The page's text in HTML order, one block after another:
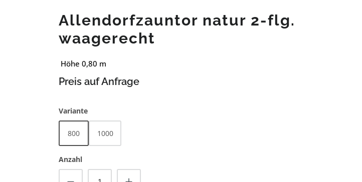
Allendorfzauntor natur 2-flg.
waagerecht
Höhe 0,80 m
Preis auf Anfrage
Varianteauswählen
800 1000
Anzahl
Produkt Anzahl: Gib den gewünschten Wert ein